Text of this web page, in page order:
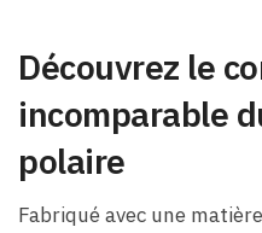
Découvrez le
incomparable
polaire
Fabriqué avec une matière